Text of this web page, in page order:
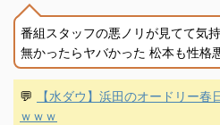
番組スタッフの悪ノリが見てて気
無かったらヤバかった 松本も性格
💬
【水ダウ】浜田のオードリー
ｗｗｗ